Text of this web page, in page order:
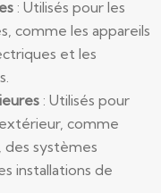
: Utilisés pour les
comme les appareils
et les
: Utilisés pour
comme
des systèmes
installations de